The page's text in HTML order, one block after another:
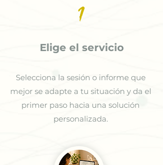
1
Elige el servicio
Selecciona la sesión o informe que
mejor se adapte a tu situación y da el
primer paso hacia una solución
personalizada.